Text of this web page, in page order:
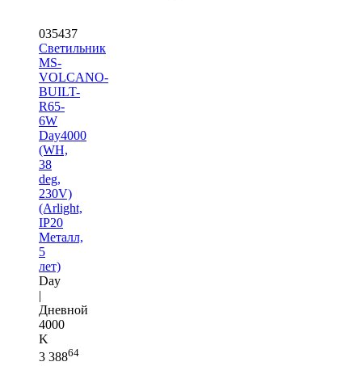
035437
Светильник
MS-
VOLCANO-
BUILT-
R65-
6W
Day4000
(WH,
38
deg,
230V)
(Arlight,
IP20
Металл,
5
лет)
Day
|
Дневной
4000
K
3 38864